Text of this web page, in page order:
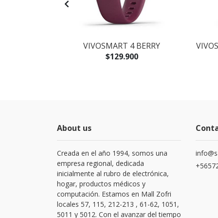
VIVOSMART 4 BERRY
$129.900
About us
Creada en el año 1994, somos una
empresa regional, dedicada
inicialmente al rubro de electrónica,
hogar, productos médicos y
computación. Estamos en Mall Zofri
locales 57, 115, 212-213 , 61-62, 1051,
5011 y 5012. Con el avanzar del tiempo